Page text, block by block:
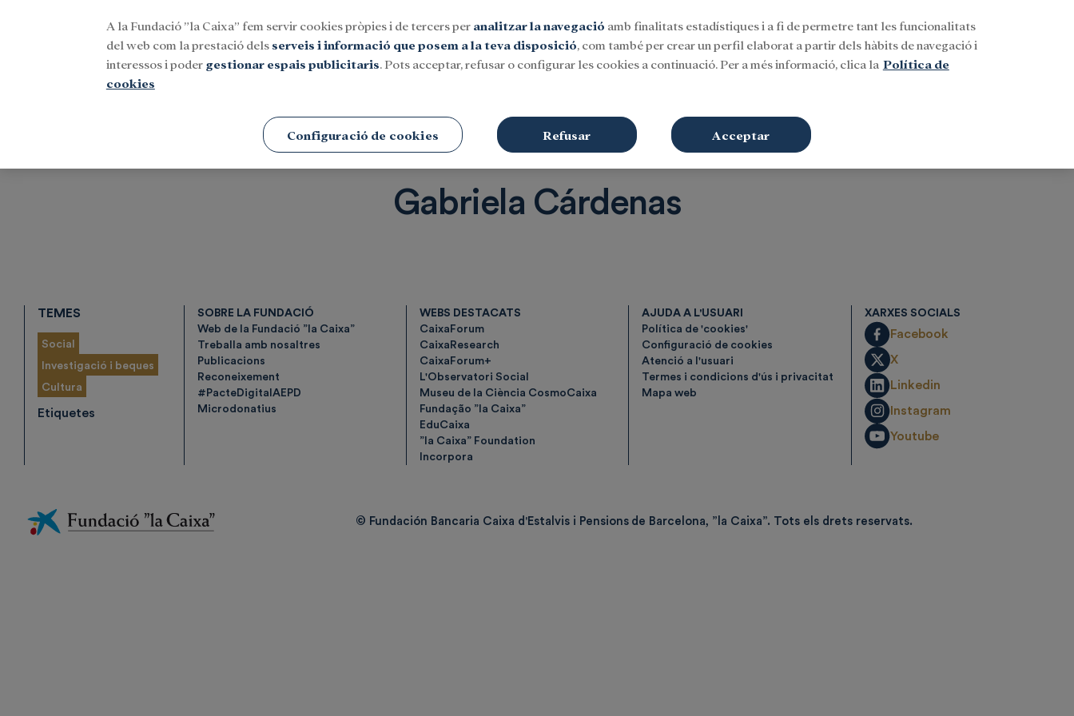
Iniciar sessió Buscar
Gabriela Cárdenas
TEMES
Social
Investigació i beques
Cultura
Etiquetes
SOBRE LA FUNDACIÓ
Web de la Fundació ”la Caixa”
Treballa amb nosaltres
Publicacions
Reconeixement
#PacteDigitalAEPD
Microdonatius
WEBS DESTACATS
CaixaForum
CaixaResearch
CaixaForum+
L'Observatori Social
Museu de la Ciència CosmoCaixa
Fundação ”la Caixa”
EduCaixa
”la Caixa” Foundation
Incorpora
AJUDA A L'USUARI
Política de 'cookies'
Configuració de cookies
Atenció a l'usuari
Termes i condicions d'ús i privacitat
Mapa web
XARXES SOCIALS
Facebook
X
Linkedin
Instagram
Youtube
© Fundación Bancaria Caixa d'Estalvis i Pensions de Barcelona, ”la Caixa”. Tots els drets reservats.
A la Fundació ”la Caixa” fem servir cookies pròpies i de tercers per analitzar la navegació amb finalitats estadístiques i a fi de permetre tant les funcionalitats
del web com la prestació dels serveis i informació que posem a la teva disposició, com també per crear un perfil elaborat a partir dels hàbits de navegació i
interessos i poder gestionar espais publicitaris. Pots acceptar, refusar o configurar les cookies a continuació. Per a més informació, clica la Política de
cookies
Configuració de cookies Refusar Acceptar